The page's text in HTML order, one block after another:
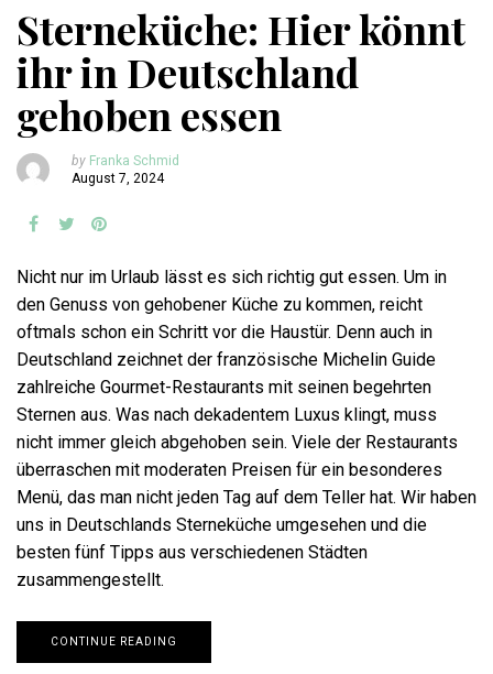
Sterneküche: Hier könnt
ihr in Deutschland
gehoben essen
by Franka Schmid
August 7, 2024
Nicht nur im Urlaub lässt es sich richtig gut essen. Um in
den Genuss von gehobener Küche zu kommen, reicht
oftmals schon ein Schritt vor die Haustür. Denn auch in
Deutschland zeichnet der französische Michelin Guide
zahlreiche Gourmet-Restaurants mit seinen begehrten
Sternen aus. Was nach dekadentem Luxus klingt, muss
nicht immer gleich abgehoben sein. Viele der Restaurants
überraschen mit moderaten Preisen für ein besonderes
Menü, das man nicht jeden Tag auf dem Teller hat. Wir haben
uns in Deutschlands Sterneküche umgesehen und die
besten fünf Tipps aus verschiedenen Städten
zusammengestellt.
CONTINUE READING